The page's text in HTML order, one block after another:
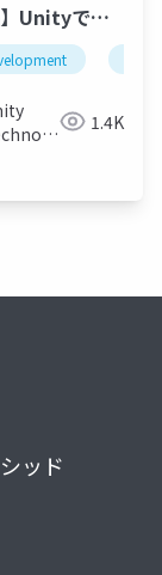
Unityで開
知っとくと
機能のアレ
1.4K
ッド